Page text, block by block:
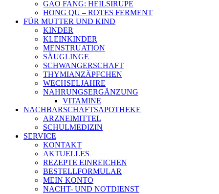
GAO FANG: HEILSIRUPE
HONG QU – ROTES FERMENT
FÜR MUTTER UND KIND
KINDER
KLEINKINDER
MENSTRUATION
SÄUGLINGE
SCHWANGERSCHAFT
THYMIANZÄPFCHEN
WECHSELJAHRE
NAHRUNGSERGÄNZUNG
VITAMINE
NACHBARSCHAFTSAPOTHEKE
ARZNEIMITTEL
SCHULMEDIZIN
SERVICE
KONTAKT
AKTUELLES
REZEPTE EINREICHEN
BESTELLFORMULAR
MEIN KONTO
NACHT- UND NOTDIENST